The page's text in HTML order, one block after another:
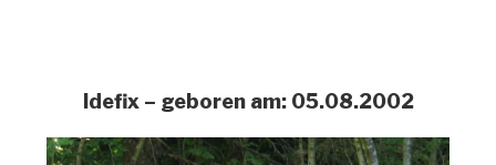
Idefix – geboren am: 05.08.2002